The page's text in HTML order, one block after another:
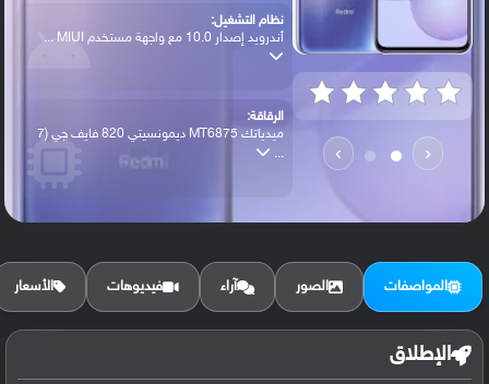
‹
›
نظام التشغيل:
أندرويد إصدار 10.0 مع واجهة مستخدم MIUI ...
الرقاقة:
ميدياتك MT6875 ديمونسيتي 820 فايف جي (7
...
الرام / التخزين:
المواصفات الصور آراء فيديوهات الأسعار
الإطلاق